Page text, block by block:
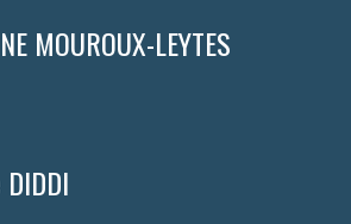
MOUROUX-LEYTES